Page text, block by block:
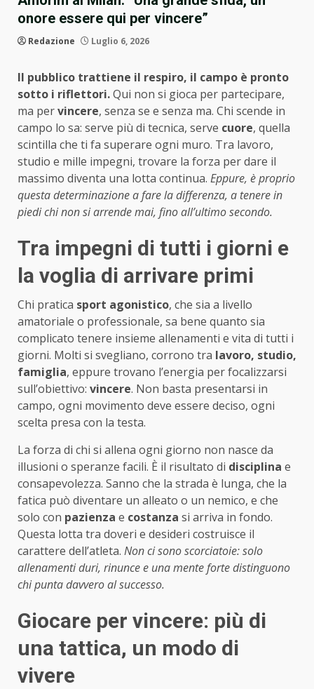
onore essere qui per vincere”
Redazione Luglio 6, 2026
Il pubblico trattiene il respiro, il campo è pronto
sotto i riflettori.Qui non si gioca per partecipare,
ma pervincere, senza se e senza ma. Chi scende in
campo lo sa: serve più di tecnica, serve cuore, quella
scintilla che ti fa superare ogni muro. Tra lavoro,
studio e mille impegni, trovare la forza per dare il
massimo diventa una lotta continua. Eppure, è proprio
questa determinazione a fare la differenza, a tenere in
piedi chi non si arrende mai, fino all’ultimo secondo.
Tra impegni di tutti i giorni e
la voglia di arrivare primi
Chi pratica sport agonistico, che sia a livello
amatoriale o professionale, sa bene quanto sia
complicato tenere insieme allenamenti e vita di tutti i
giorni. Molti si svegliano, corrono tra lavoro, studio,
famiglia, eppure trovano l’energia per focalizzarsi
sull’obiettivo: vincere. Non basta presentarsi in
campo, ogni movimento deve essere deciso, ogni
scelta presa con la testa.
La forza di chi si allena ogni giorno non nasce da
illusioni o speranze facili. È il risultato di disciplina e
consapevolezza. Sanno che la strada è lunga, che la
fatica può diventare un alleato o un nemico, e che
solo con pazienza e costanza si arriva in fondo.
Questa lotta tra doveri e desideri costruisce il
carattere dell’atleta. Non ci sono scorciatoie: solo
allenamenti duri, rinunce e una mente forte distinguono
chi punta davvero al successo.
Giocare per vincere: più di
una tattica, un modo di
vivere